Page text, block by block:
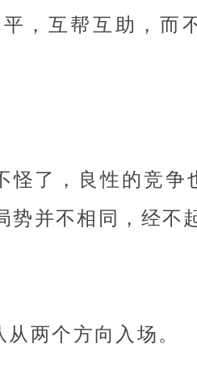
，互帮互助，而
怪了，良性的竞争
并不相同，经不
两个方向入场。